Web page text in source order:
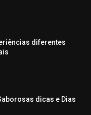
diferentes
dicas e Dias